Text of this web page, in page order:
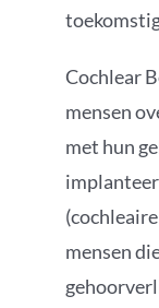
Cochlear
mensen
met hun
mensen